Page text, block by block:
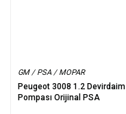
GM / PSA / MOPAR
Peugeot 3008 1.2
Pompası Orijinal PSA